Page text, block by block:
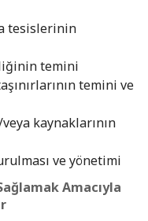
tesislerinin
temini
temini ve
kaynaklarının
ve yönetimi
Amacıyla